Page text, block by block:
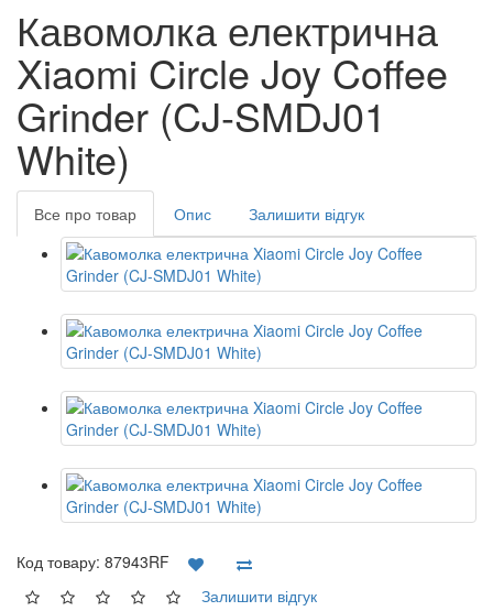
Кавомолка електрична
Xiaomi Circle Joy Coffee
Grinder (CJ-SMDJ01
White)
Все про товар Опис Залишити відгук
Код товару: 87943RF
Залишити відгук